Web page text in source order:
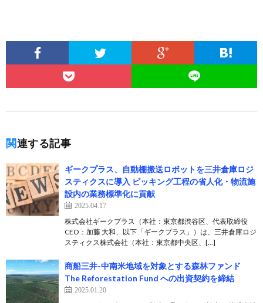
関連する記事
ギークプラス、自動棚搬送ロボットを三井倉庫ロジ
スティクスに導入 ピッキング工程の省人化・物流施
設内の業務標準化に貢献
2025.04.17
株式会社ギークプラス（本社：東京都渋谷区、代表取締役
CEO：加藤 大和、以下「ギークプラス」）は、三井倉庫ロジ
スティクス株式会社（本社：東京都中央区、[…]
商船三井-中南米地域を対象とする森林ファンド
The Reforestation Fund への出資契約を締結
2025.01.20